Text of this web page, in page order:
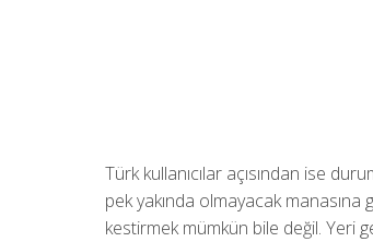
Türk kullanıcılar açısından ise
pek yakında olmayacak manasına
kestirmek mümkün bile değil. Yeri